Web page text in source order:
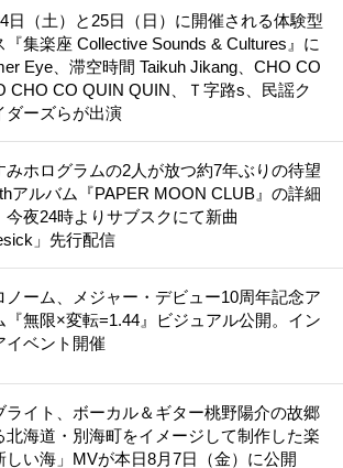
日（土）と25日（日）に開催される体験型
『集楽座 Collective Sounds & Cultures』に
Eye、滞空時間 Taikuh Jikang、CHO CO
CHO CO QUIN QUIN、Ｔ字路s、民謡ク
ダーズらが出演
みホログラムの2人が放つ約7年ぶりの待望
アルバム『PAPER MOON CLUB』の詳細
今夜24時よりサブスクにて新曲
」先行配信
ノーム、メジャー・デビュー10周年記念ア
『無限×変転=1.44』ビジュアル公開。イン
イベント開催
ライト、ボーカル＆ギター桃野陽介の故郷
北海道・別海町をイメージして制作した楽
しい海」MVが本日8月7日（金）に公開